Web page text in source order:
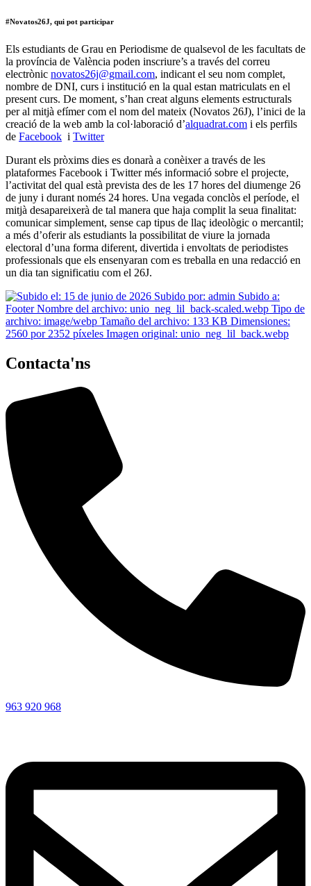
#Novatos26J, qui pot participar
Els estudiants de Grau en Periodisme de qualsevol de les facultats de
la província de València poden inscriure’s a través del correu
electrònic novatos26j@gmail.com, indicant el seu nom complet,
nombre de DNI, curs i institució en la qual estan matriculats en el
present curs. De moment, s’han creat alguns elements estructurals
per al mitjà efímer com el nom del mateix (Novatos 26J), l’inici de la
creació de la web amb la col·laboració d’alquadrat.com i els perfils
de Facebook i Twitter
Durant els pròxims dies es donarà a conèixer a través de les
plataformes Facebook i Twitter més informació sobre el projecte,
l’activitat del qual està prevista des de les 17 hores del diumenge 26
de juny i durant només 24 hores. Una vegada conclòs el període, el
mitjà desapareixerà de tal manera que haja complit la seua finalitat:
comunicar simplement, sense cap tipus de llaç ideològic o mercantil;
a més d’oferir als estudiants la possibilitat de viure la jornada
electoral d’una forma diferent, divertida i envoltats de periodistes
professionals que els ensenyaran com es treballa en una redacció en
un dia tan significatiu com el 26J.
Contacta'ns
963 920 968